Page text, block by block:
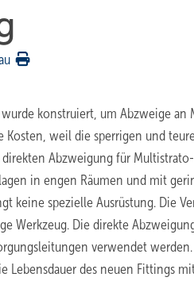
konstruiert, um Abzweige an
weil die sperrigen und
Abzweigung für
in engen Räumen und mit
keine spezielle Ausrüstung. Die
Werkzeug. Die direkte
verwendet werden.
Lebensdauer des neuen Fittings